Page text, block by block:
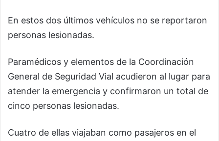
En estos dos últimos vehículos no se reportaron
personas lesionadas.
Paramédicos y elementos de la Coordinación
General de Seguridad Vial acudieron al lugar para
atender la emergencia y confirmaron un total de
cinco personas lesionadas.
Cuatro de ellas viajaban como pasajeros en el